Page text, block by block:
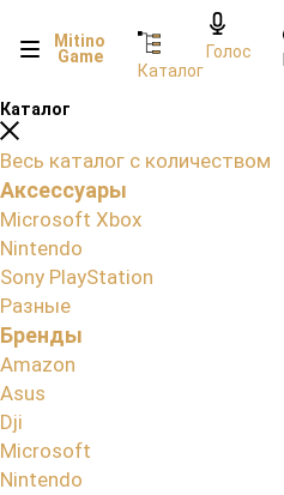
Mitino
Game
Каталог
Голос
Каталог
Весь каталог с количеством
Аксессуары
Microsoft Xbox
Nintendo
Sony PlayStation
Разные
Бренды
Amazon
Asus
Dji
Microsoft
Nintendo